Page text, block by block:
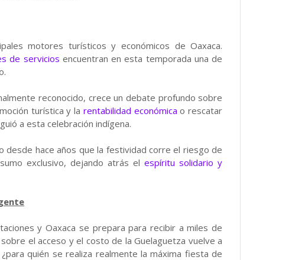
motores turísticos y económicos de Oaxaca.
de servicios encuentran en esta temporada una de
reconocido, crece un debate profundo sobre
turística y la rentabilidad económica o rescatar
a esta celebración indígena.
desde hace años que la festividad corre el riesgo de
exclusivo, dejando atrás elespíritu solidario y
y Oaxaca se prepara para recibir a miles de
el acceso y el costo de la Guelaguetza vuelve a
quién se realiza realmente la máxima fiesta de